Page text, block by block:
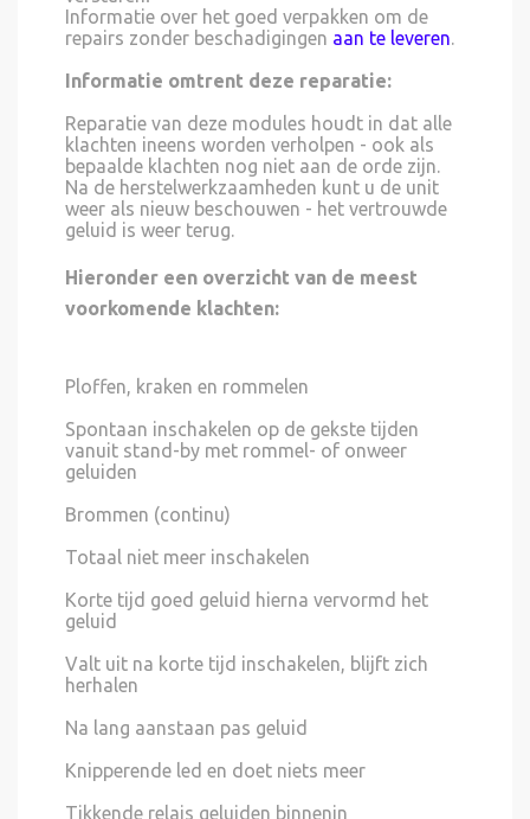
Informatie over het goed verpakken om de
repairs zonder beschadigingen aan te leveren.
Informatie omtrent deze reparatie:
Reparatie van deze modules houdt in dat alle
klachten ineens worden verholpen - ook als
bepaalde klachten nog niet aan de orde zijn.
Na de herstelwerkzaamheden kunt u de unit
weer als nieuw beschouwen - het vertrouwde
geluid is weer terug.
Hieronder een overzicht van de meest
voorkomende klachten:
Ploffen, kraken en rommelen
Spontaan inschakelen op de gekste tijden
vanuit stand-by met rommel- of onweer
geluiden
Brommen (continu)
Totaal niet meer inschakelen
Korte tijd goed geluid hierna vervormd het
geluid
Valt uit na korte tijd inschakelen, blijft zich
herhalen
Na lang aanstaan pas geluid
Knipperende led en doet niets meer
Tikkende relais geluiden binnenin